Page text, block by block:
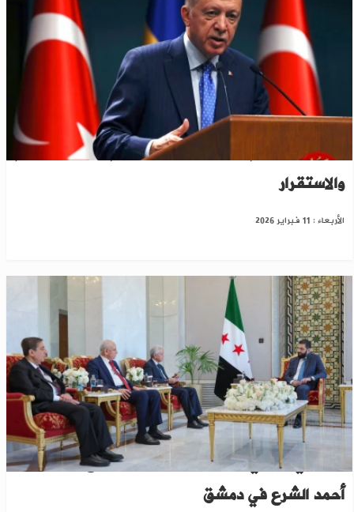
أردوغان: أعظم أمنيات تركيا أن تنعم سوريا بالسلام
والاستقرار
الأربعاء : 11 فبراير 2026
"الوطني الكردي" يعلن مخرجات لقائه مع الرئيس
أحمد الشرع في دمشق